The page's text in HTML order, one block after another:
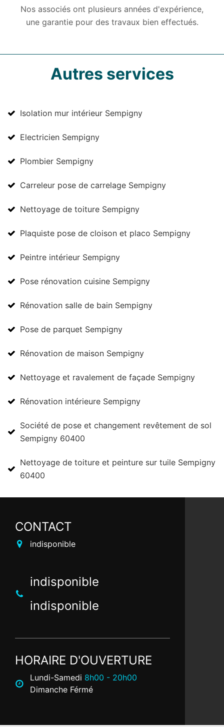
Nos associés ont plusieurs années d'expérience,
une garantie pour des travaux bien effectués.
Autres services
Isolation mur intérieur Sempigny
Electricien Sempigny
Plombier Sempigny
Carreleur pose de carrelage Sempigny
Nettoyage de toiture Sempigny
Plaquiste pose de cloison et placo Sempigny
Peintre intérieur Sempigny
Pose rénovation cuisine Sempigny
Rénovation salle de bain Sempigny
Pose de parquet Sempigny
Rénovation de maison Sempigny
Nettoyage et ravalement de façade Sempigny
Rénovation intérieure Sempigny
Société de pose et changement revêtement de sol
Sempigny 60400
Nettoyage de toiture et peinture sur tuile Sempigny
60400
CONTACT
indisponible
indisponible
indisponible
HORAIRE D'OUVERTURE
Lundi-Samedi 8h00 - 20h00
Dimanche Férmé